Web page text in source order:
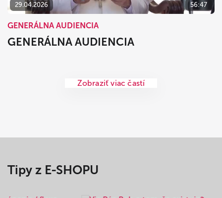
29.04.2026 56:47
GENERÁLNA AUDIENCIA
GENERÁLNA AUDIENCIA
Zobraziť viac častí
Tipy z E-SHOPU